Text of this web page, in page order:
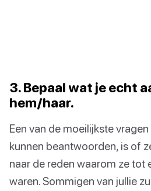
3. Bepaal wat je echt
hem/haar.
Een van de moeilijkste
kunnen beantwoorden, is of
naar de reden waarom ze tot
waren. Sommigen van jullie